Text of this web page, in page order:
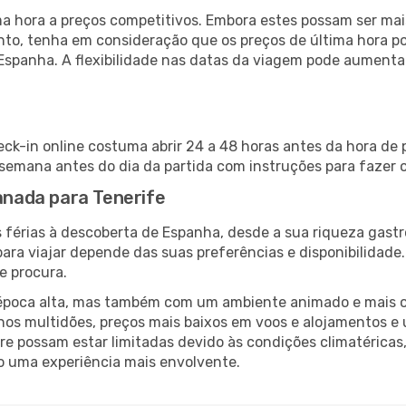
hora a preços competitivos. Embora estes possam ser
tenha em consideração que os preços de última hora
A flexibilidade nas datas da viagem pode
in online costuma abrir 24 a 48 horas antes da hora
antes do dia da partida com instruções para fazer
para Tenerife
férias à descoberta de Espanha, desde a sua riqueza
viajar depende das suas preferências e
procura.
alta, mas também com um ambiente animado e
multidões, preços mais baixos em voos e alojamentos
possam estar limitadas devido às condições
experiência mais envolvente.